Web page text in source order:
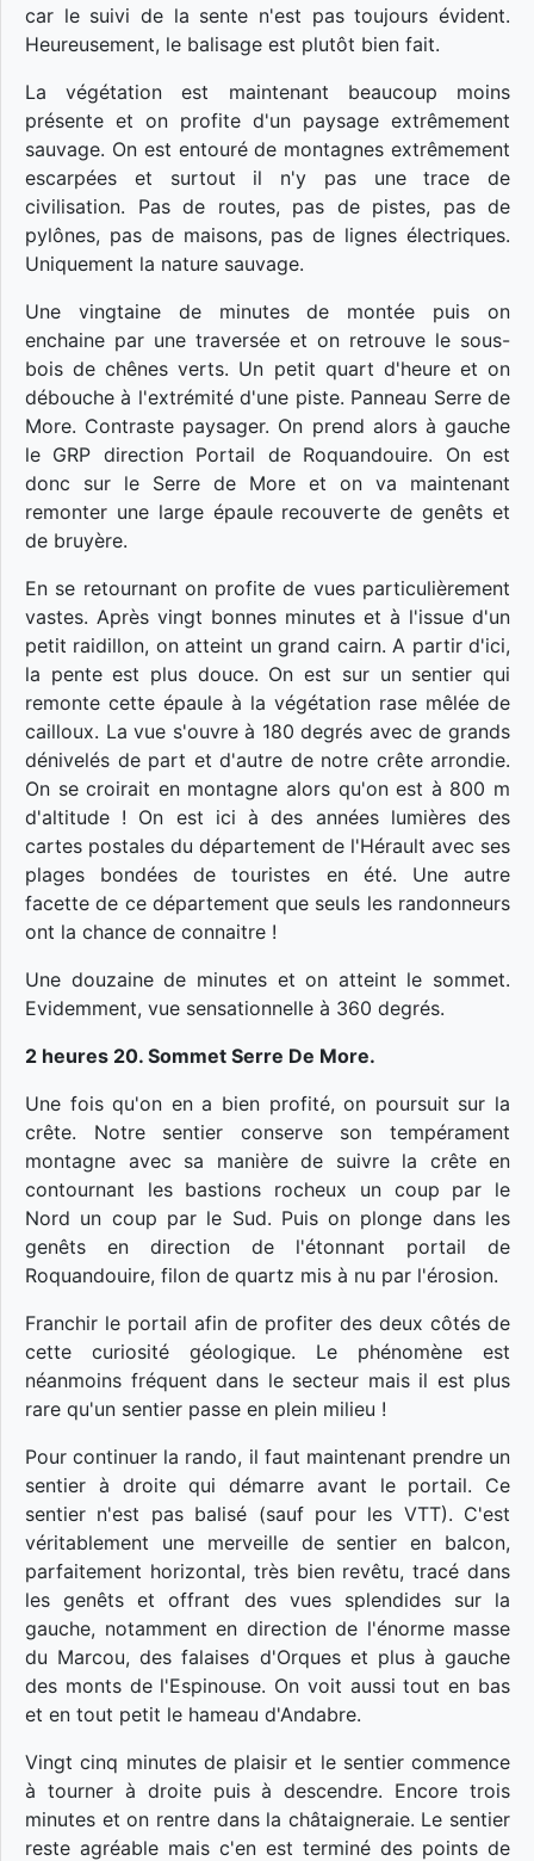
car le suivi de la sente n'est pas toujours évident.
Heureusement, le balisage est plutôt bien fait.
La végétation est maintenant beaucoup moins
présente et on profite d'un paysage extrêmement
sauvage. On est entouré de montagnes extrêmement
escarpées et surtout il n'y pas une trace de
civilisation. Pas de routes, pas de pistes, pas de
pylônes, pas de maisons, pas de lignes électriques.
Uniquement la nature sauvage.
Une vingtaine de minutes de montée puis on
enchaine par une traversée et on retrouve le sous-
bois de chênes verts. Un petit quart d'heure et on
débouche à l'extrémité d'une piste. Panneau Serre de
More. Contraste paysager. On prend alors à gauche
le GRP direction Portail de Roquandouire. On est
donc sur le Serre de More et on va maintenant
remonter une large épaule recouverte de genêts et
de bruyère.
En se retournant on profite de vues particulièrement
vastes. Après vingt bonnes minutes et à l'issue d'un
petit raidillon, on atteint un grand cairn. A partir d'ici,
la pente est plus douce. On est sur un sentier qui
remonte cette épaule à la végétation rase mêlée de
cailloux. La vue s'ouvre à 180 degrés avec de grands
dénivelés de part et d'autre de notre crête arrondie.
On se croirait en montagne alors qu'on est à 800 m
d'altitude ! On est ici à des années lumières des
cartes postales du département de l'Hérault avec ses
plages bondées de touristes en été. Une autre
facette de ce département que seuls les randonneurs
ont la chance de connaitre !
Une douzaine de minutes et on atteint le sommet.
Evidemment, vue sensationnelle à 360 degrés.
2 heures 20. Sommet Serre De More.
Une fois qu'on en a bien profité, on poursuit sur la
crête. Notre sentier conserve son tempérament
montagne avec sa manière de suivre la crête en
contournant les bastions rocheux un coup par le
Nord un coup par le Sud. Puis on plonge dans les
genêts en direction de l'étonnant portail de
Roquandouire, filon de quartz mis à nu par l'érosion.
Franchir le portail afin de profiter des deux côtés de
cette curiosité géologique. Le phénomène est
néanmoins fréquent dans le secteur mais il est plus
rare qu'un sentier passe en plein milieu !
Pour continuer la rando, il faut maintenant prendre un
sentier à droite qui démarre avant le portail. Ce
sentier n'est pas balisé (sauf pour les VTT). C'est
véritablement une merveille de sentier en balcon,
parfaitement horizontal, très bien revêtu, tracé dans
les genêts et offrant des vues splendides sur la
gauche, notamment en direction de l'énorme masse
du Marcou, des falaises d'Orques et plus à gauche
des monts de l'Espinouse. On voit aussi tout en bas
et en tout petit le hameau d'Andabre.
Vingt cinq minutes de plaisir et le sentier commence
à tourner à droite puis à descendre. Encore trois
minutes et on rentre dans la châtaigneraie. Le sentier
reste agréable mais c'en est terminé des points de